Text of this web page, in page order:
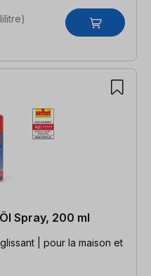
Spray, 200 ml
| pour la maison et